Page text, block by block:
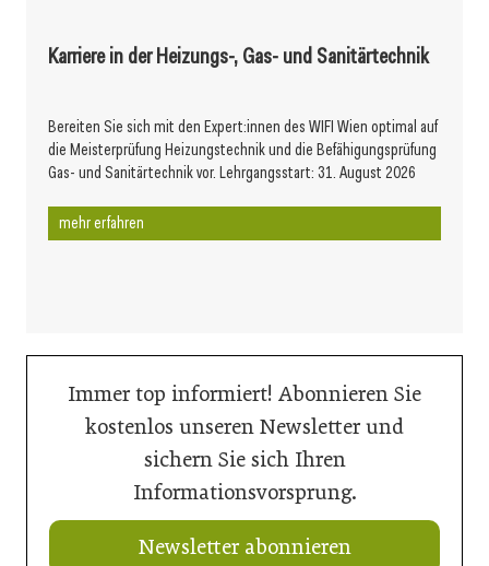
Karriere in der Heizungs-, Gas- und Sanitärtechnik
Bereiten Sie sich mit den Expert:innen des WIFI Wien optimal auf
die Meisterprüfung Heizungstechnik und die Befähigungsprüfung
Gas- und Sanitärtechnik vor. Lehrgangsstart: 31. August 2026
mehr erfahren
Immer top informiert! Abonnieren Sie
kostenlos unseren Newsletter und
sichern Sie sich Ihren
Informationsvorsprung.
Newsletter abonnieren